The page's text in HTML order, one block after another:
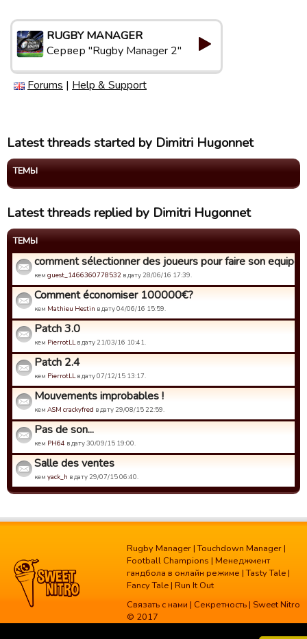
RUGBY MANAGER
Сервер "Rugby Manager 2"
Forums | Help & Support
Latest threads started by Dimitri Hugonnet
ТЕМЫ
Latest threads replied by Dimitri Hugonnet
ТЕМЫ
comment sélectionner des joueurs pour faire son equipe
кем guest_1466360778532 в дату 28/06/16 17:39.
Comment économiser 100000€?
кем Mathieu Hestin в дату 04/06/16 15:59.
Patch 3.0
кем PierrotLLв дату 21/03/16 10:41.
Patch 2.4
кем PierrotLLв дату 07/12/15 13:17.
Mouvements improbables !
кем ASM crackyfred в дату 29/08/15 22:59.
Pas de son...
кем PH64 в дату 30/09/15 19:00.
Salle des ventes
кем yack_h в дату 29/07/15 06:40.
Rugby Manager |Touchdown Manager |
Football Champions | Менеджмент
гандбола в онлайн режиме |Tasty Tale |
Fancy Tale | Run It Out
Связать с нами | Секретность | Sweet Nitro
© 2017